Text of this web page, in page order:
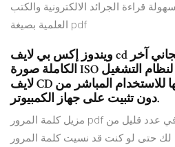
قراءة الجرائد الالكترونية والكتب
العلمية بصيغة pdf
ويندوز إكس بي لايف cd تحميل مجاني آخر iso. فمن
الكاملة صورة ISO للتمهيد لنظام التشغيل Windows XP
لايف CD والتي يمكن استخدامها للاستخدام المباشر من
دون تثبيت على جهاز الكمبيوتر.
مزيل كلمة المرور pdf سهل تتم إزالة كلمة المرور في عدد قليل من
لك حتى لو كنت قد نسيت كلمة المرور